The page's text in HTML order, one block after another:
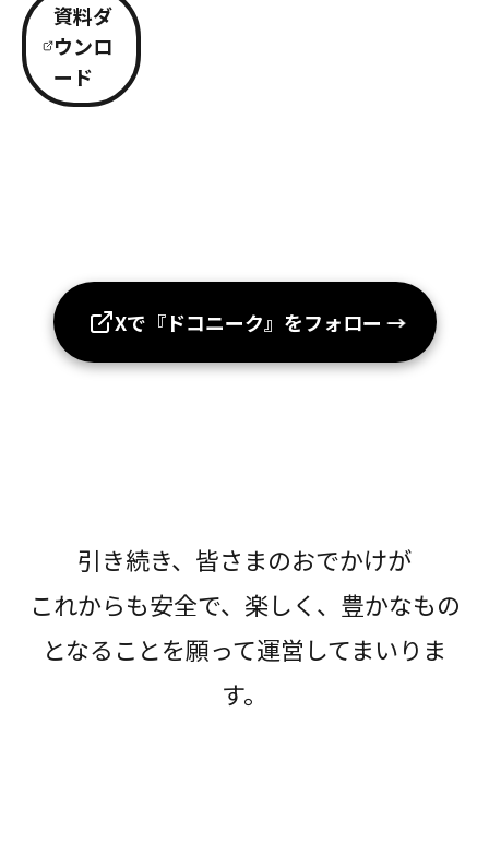
資料ダ
ウンロ
ード
Xで『ドコニーク』をフォロー →
引き続き、皆さまのおでかけが
これからも安全で、楽しく、豊かなもの
となることを願って運営してまいりま
す。